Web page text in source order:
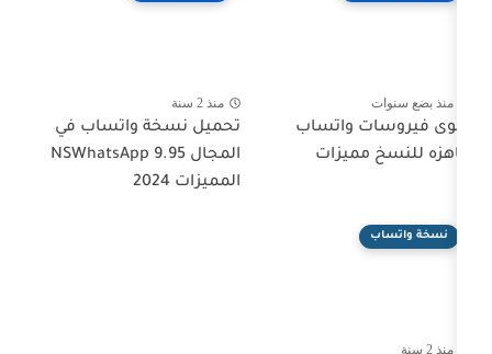
تحميل نسخة واتساب في
المجال NSWhatsApp 9.95